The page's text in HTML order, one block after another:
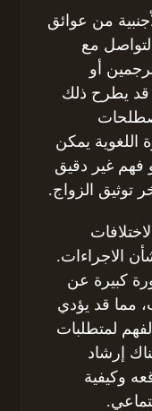
من عوائق
مع
أو
قد يطرح ذلك
اللغوية يمكن
فهم غير دقيق
توثيق الزواج.
الاجراءات.
كبيرة عن
مما قد يؤدي
لمتطلبات
إرشاد
وكيفية